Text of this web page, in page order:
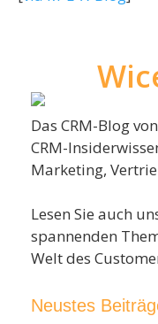
Das CRM-Blog
CRM-
Marketing,
Lesen Sie auch
spannenden
Welt des
Neustes